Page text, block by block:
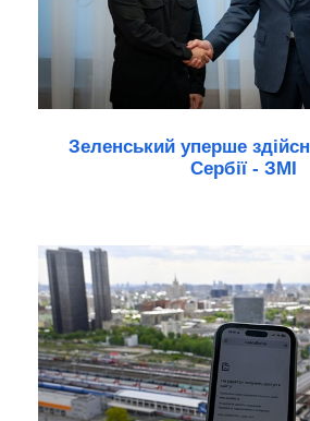
Зеленський уперше
Сербії - ЗМІ